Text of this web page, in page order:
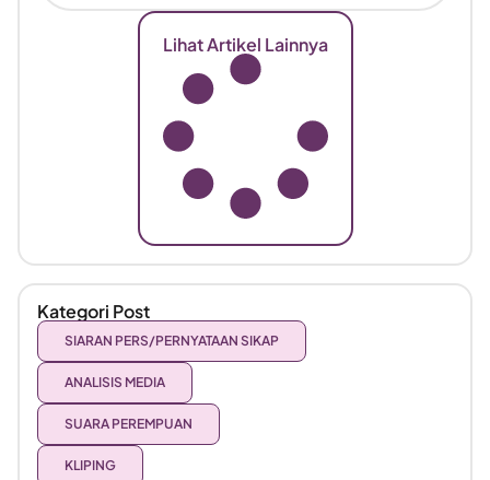
Lihat Artikel Lainnya
Kategori Post
SIARAN PERS/PERNYATAAN SIKAP
ANALISIS MEDIA
SUARA PEREMPUAN
KLIPING